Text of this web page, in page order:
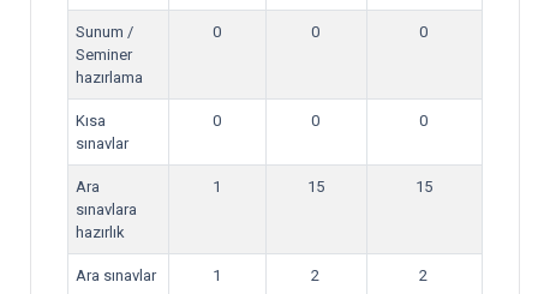
Sunum /
Seminer
hazırlama
0 0 0
Kısa
sınavlar
0 0 0
Ara
sınavlara
hazırlık
1 15 15
Ara sınavlar 1 2 2